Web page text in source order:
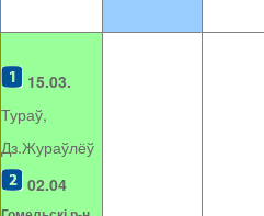
15.03.
Тураў,
Дз.Жураўлёў
02.04